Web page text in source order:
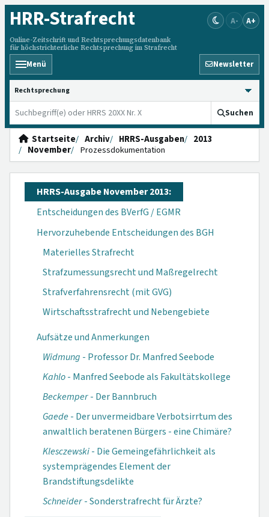
HRR-Strafrecht
Online-Zeitschrift und Rechtsprechungsdatenbank
für höchstrichterliche Rechtsprechung im Strafrecht
A- A+
Menü Newsletter
HRRS durchsuchen
Suchen
Startseite Archiv HRRS-Ausgaben
2013
November
Prozessdokumentation
HRRS-Ausgabe November 2013:
Entscheidungen des BVerfG / EGMR
Hervorzuhebende Entscheidungen des BGH
Materielles Strafrecht
Strafzumessungsrecht und Maßregelrecht
Strafverfahrensrecht (mit GVG)
Wirtschaftsstrafrecht und Nebengebiete
Aufsätze und Anmerkungen
Widmung - Professor Dr. Manfred Seebode
Kahlo- Manfred Seebode als Fakultätskollege
Beckemper- Der Bannbruch
Gaede- Der unvermeidbare Verbotsirrtum des
anwaltlich beratenen Bürgers - eine Chimäre?
Klesczewski- Die Gemeingefährlichkeit als
systemprägendes Element der
Brandstiftungsdelikte
Schneider- Sonderstrafrecht für Ärzte?